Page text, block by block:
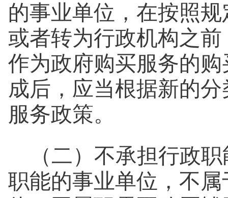
的事业单位，在按照
或者转为行政机构之
作为政府购买服务的
成后，应当根据新的
服务政策。
（二）不承担行政
职能的事业单位，不